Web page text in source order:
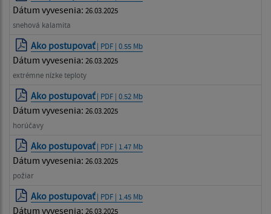
Dátum vyvesenia: 26.03.2025
snehová kalamita
Ako postupovať| PDF | 0.55 Mb
Dátum vyvesenia: 26.03.2025
extrémne nízke teploty
Ako postupovať| PDF | 0.52 Mb
Dátum vyvesenia: 26.03.2025
horúčavy
Ako postupovať| PDF | 1.47 Mb
Dátum vyvesenia: 26.03.2025
požiar
Ako postupovať| PDF | 1.45 Mb
Dátum vyvesenia: 26.03.2025